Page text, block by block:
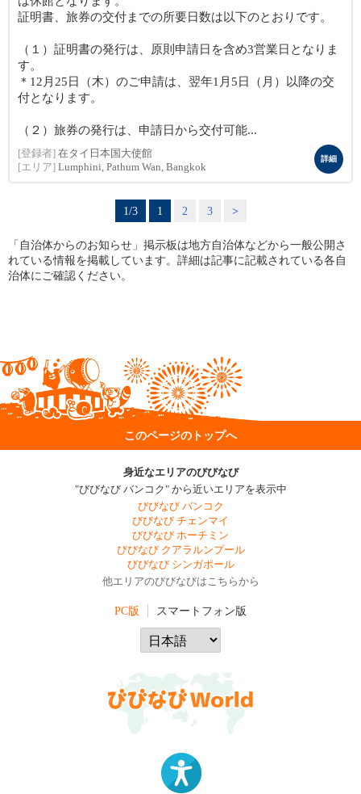
証明書、旅券の交付までの所要日数は以下のとおりです。
（１）証明書の発行は、原則申請日を含め3営業日となりま
す。
＊12月25日（木）のご申請は、翌年1月5日（月）以降の交
付となります。
（２）旅券の発行は、申請日から交付可能...
[登録者] 在タイ日本国大使館
[エリア] Lumphini, Pathum Wan, Bangkok
詳細
1/3 1 2 3 >
「自治体からのお知らせ」掲示板は地方自治体などから一般公開さ
れている情報を掲載しています。詳細は記事に記載されている各自
治体にご確認ください。
このページのトップへ
身近なエリアのびびなび
"びびなび バンコク" から近いエリアを表示中
びびなび バンコク
びびなび チェンマイ
びびなび ホーチミン
びびなび クアラルンプール
びびなび シンガポール
他エリアのびびなびはこちらから
PC版 スマートフォン版